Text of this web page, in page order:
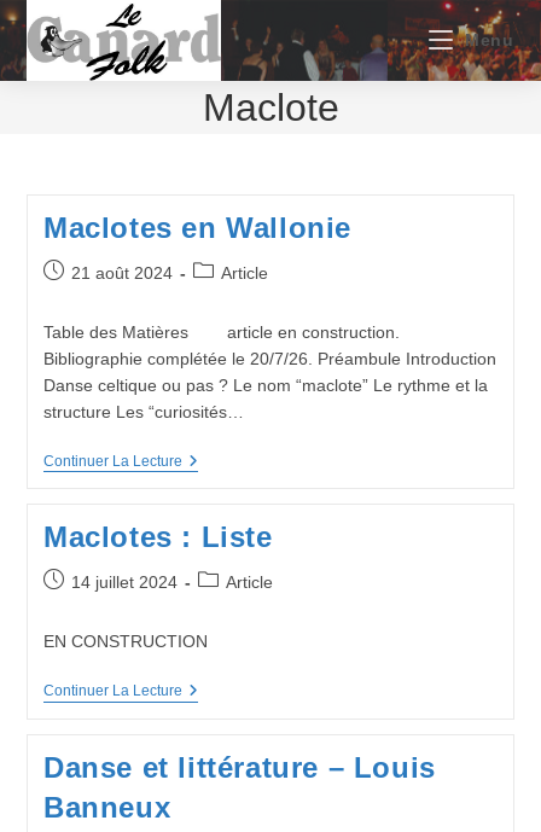
Skip
to
content
Menu
Maclote
Maclotes en Wallonie
Publication
21 août 2024
PostArticle
Table des Matières article en construction.
Bibliographie complétée le 20/7/26. Préambule Introduction
Danse celtique ou pas ? Le nom “maclote” Le rythme et la
structure Les “curiosités…
Continuer La LectureMaclotes
Maclotes : Liste
Publication
14 juillet 2024
PostArticle
EN CONSTRUCTION
Continuer La LectureMaclotes
Danse et littérature – Louis
Banneux